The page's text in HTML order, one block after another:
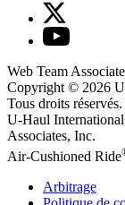
Web Team
Copyright © 2026
Tous droits réservés.
U-Haul
Associates, Inc.
Air-Cushioned Ride
Arbitrage